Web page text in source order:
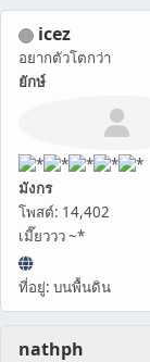
icez
อยากตัวโตกว่า
ยักษ์
มังกร
โพสต์: 14,402
เมี๊ยววว ~*
ที่อยู่: บนพื้นดิน
nathph